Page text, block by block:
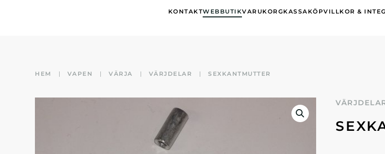
KONTAKTWEBBUTIKVARUKORGKASSA KÖPVILLKOR &
HEM VAPEN VÄRJA VÄRJDELAR SEXKANTMUTTER